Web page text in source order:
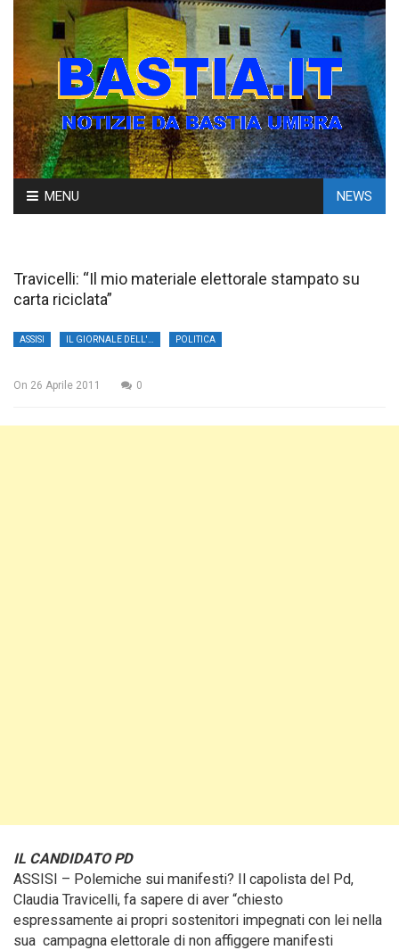
Skip
to
MENU NEWS
Travicelli: “Il mio materiale elettorale stampato su
carta riciclata”
ASSISI POLITICA
On 26 Aprile 2011 0
IL CANDIDATO PD
ASSISI – Polemiche sui manifesti? Il capolista del Pd,
Claudia Travicelli, fa sapere di aver “chiesto
espressamente ai propri sostenitori impegnati con lei nella
sua campagna elettorale di non affiggere manifesti